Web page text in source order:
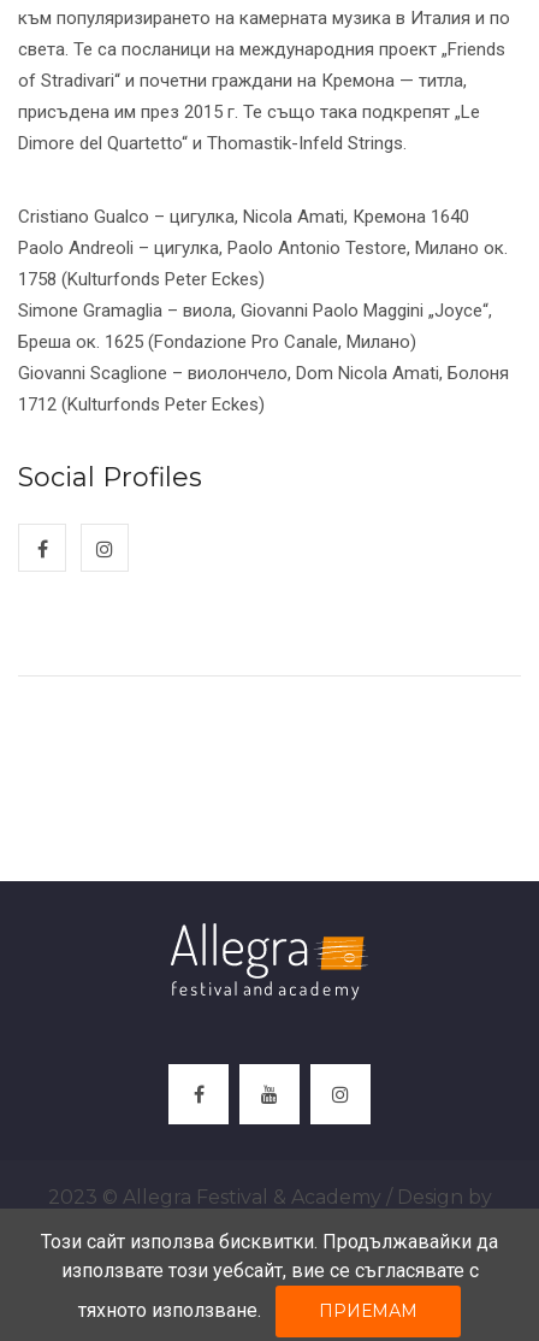
към популяризирането на камерната музика в Италия и по
света. Те са посланици на международния проект „Friends
of Stradivari“ и почетни граждани на Кремона — титла,
присъдена им през 2015 г. Те също така подкрепят „Le
Dimore del Quartetto“ и Thomastik-Infeld Strings.
Cristiano Gualco – цигулка, Nicola Amati, Кремона 1640
Paolo Andreoli – цигулка, Paolo Antonio Testore, Милано ок.
1758 (Kulturfonds Peter Eckes)
Simone Gramaglia – виола, Giovanni Paolo Maggini „Joyce“,
Бреша ок. 1625 (Fondazione Pro Canale, Милано)
Giovanni Scaglione – виолончело, Dom Nicola Amati, Болоня
1712 (Kulturfonds Peter Eckes)
Social Profiles
2023 © Allegra Festival & Academy / Design by
Този сайт използва бисквитки. Продължавайки да
използвате този уебсайт, вие се съгласявате с
тяхното използване.
ПРИЕМАМ